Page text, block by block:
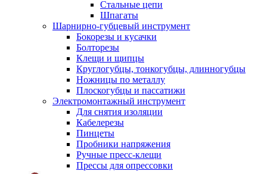
Стальные цепи
Шпагаты
Шарнирно-губцевый инструмент
Бокорезы и кусачки
Болторезы
Клещи и щипцы
Круглогубцы, тонкогубцы, длинногубцы
Ножницы по металлу
Плоскогубцы и пассатижи
Электромонтажный инструмент
Для снятия изоляции
Кабелерезы
Пинцеты
Пробники напряжения
Ручные пресс-клещи
Прессы для опрессовки